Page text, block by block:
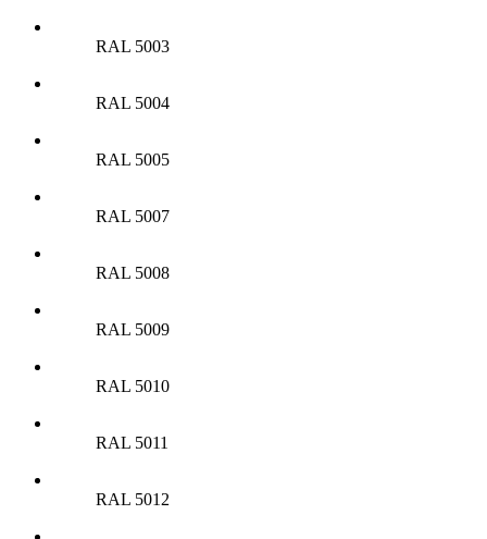
RAL 5003
RAL 5004
RAL 5005
RAL 5007
RAL 5008
RAL 5009
RAL 5010
RAL 5011
RAL 5012